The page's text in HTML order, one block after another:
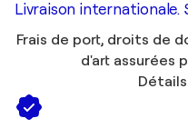
Livraison internationale.
Frais de port, droits de
d'art assurées